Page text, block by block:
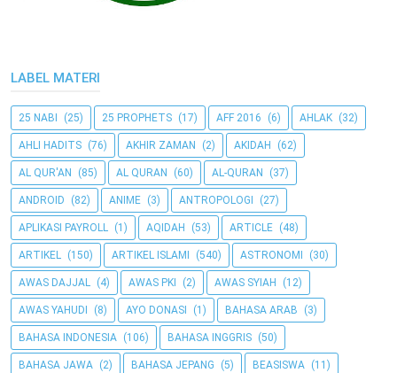
LABEL MATERI
25 NABI (25) 25 PROPHETS (17) AFF 2016 (6) AHLAK (32)
AHLI HADITS (76) AKHIR ZAMAN (2) AKIDAH (62)
AL QUR'AN (85) AL QURAN (60) AL-QURAN (37)
ANDROID (82) ANIME (3) ANTROPOLOGI (27)
APLIKASI PAYROLL (1) AQIDAH (53) ARTICLE (48)
ARTIKEL (150) ARTIKEL ISLAMI (540) ASTRONOMI (30)
AWAS DAJJAL (4) AWAS PKI (2) AWAS SYIAH (12)
AWAS YAHUDI (8) AYO DONASI (1) BAHASA ARAB (3)
BAHASA INDONESIA (106) BAHASA INGGRIS (50)
BAHASA JAWA (2) BAHASA JEPANG (5) BEASISWA (11)